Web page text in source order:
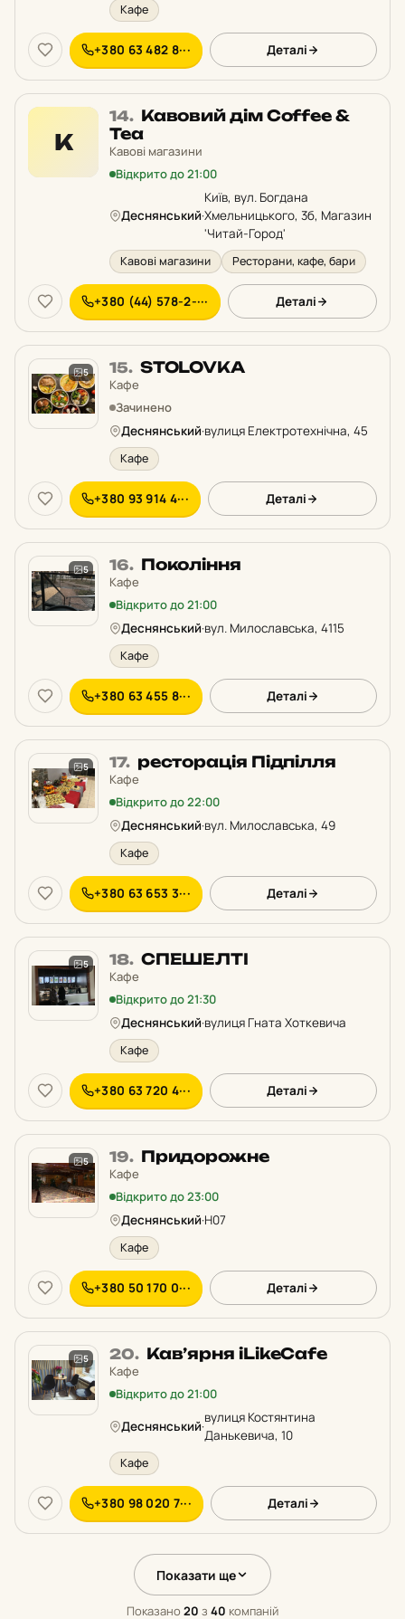
Кафе
+380 63 482 8··· Деталі
К
14. Місце
14
у
рейтингу:
Кавовий дім Coffee &
Tea
Кавові магазини
Відкрито до 21:00
Деснянський·
Київ, вул. Богдана
Хмельницького, 3б, Магазин
'Читай-Город'
Кавові магазини Ресторани, кафе, бари
+380 (44) 578-2-··· Деталі
5 15. Місце
у
STOLOVKA
Кафе
Зачинено
Деснянський·вулиця Електротехнічна, 45
Кафе
+380 93 914 4··· Деталі
5 16. Місце
у
рейтингу:
Покоління
Кафе
Відкрито до 21:00
Деснянський·вул. Милославська, 4115
Кафе
+380 63 455 8··· Деталі
5 17. Місце
17
у
рейтингу:
ресторація Підпілля
Кафе
Відкрито до 22:00
Деснянський·вул. Милославська, 49
Кафе
+380 63 653 3··· Деталі
5 18. Місце
у
рейтингу:
СПЕШЕЛТІ
Кафе
Відкрито до 21:30
Деснянський·вулиця Гната Хоткевича
Кафе
+380 63 720 4··· Деталі
5 19. Місце
у
рейтингу:
Придорожне
Кафе
Відкрито до 23:00
Деснянський·Н07
Кафе
+380 50 170 0··· Деталі
5 20. Місце
у
Кав’ярня iLikeCafe
Кафе
Відкрито до 21:00
Деснянський·
вулиця Костянтина
Данькевича, 10
Кафе
+380 98 020 7··· Деталі
Показати ще
Показано 20 з 40 компаній